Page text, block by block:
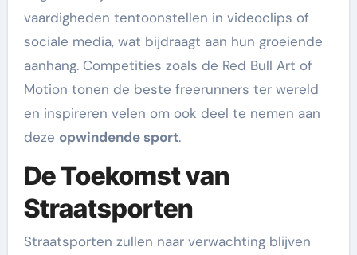
vaardigheden tentoonstellen in videoclips of
sociale media, wat bijdraagt aan hun groeiende
aanhang. Competities zoals de Red Bull Art of
Motion tonen de beste freerunners ter wereld
en inspireren velen om ook deel te nemen aan
deze opwindende sport.
De Toekomst van
Straatsporten
Straatsporten zullen naar verwachting blijven